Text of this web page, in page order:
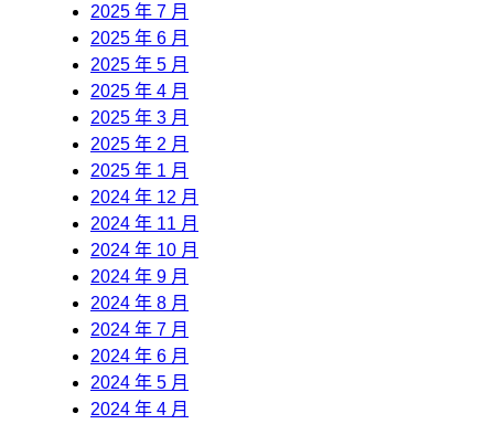
2025 年 7 月
2025 年 6 月
2025 年 5 月
2025 年 4 月
2025 年 3 月
2025 年 2 月
2025 年 1 月
2024 年 12 月
2024 年 11 月
2024 年 10 月
2024 年 9 月
2024 年 8 月
2024 年 7 月
2024 年 6 月
2024 年 5 月
2024 年 4 月